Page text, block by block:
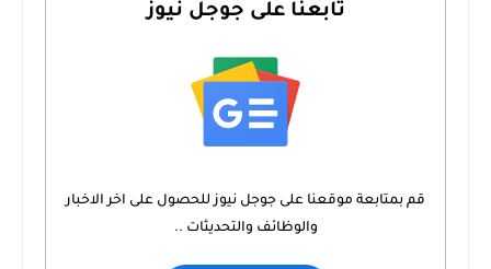
تابعنا على جوجل نيوز
قم بمتابعة موقعنا على جوجل نيوز للحصول على اخر الاخبار
والوظائف والتحديثات ..